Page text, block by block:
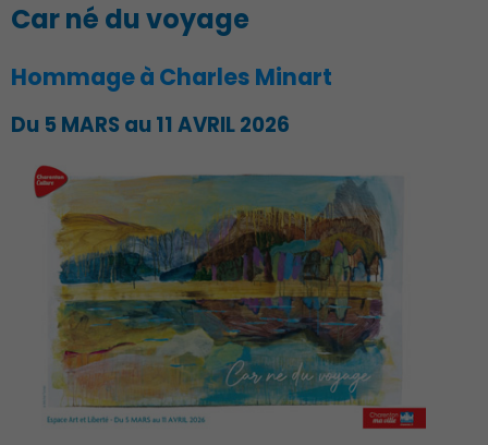
Famille
Car né du voyage
Hommage à Charles Minart
Du 5 MARS au 11 AVRIL 2026